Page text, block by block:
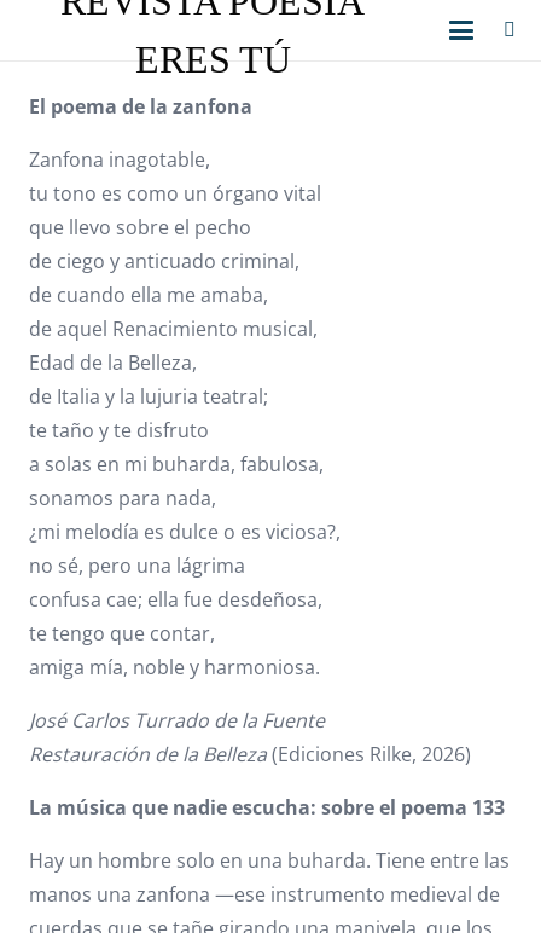
ERES TÚ
El poema de la zanfona
Zanfona inagotable,
tu tono es como un órgano vital
que llevo sobre el pecho
de ciego y anticuado criminal,
de cuando ella me amaba,
de aquel Renacimiento musical,
Edad de la Belleza,
de Italia y la lujuria teatral;
te taño y te disfruto
a solas en mi buharda, fabulosa,
sonamos para nada,
¿mi melodía es dulce o es viciosa?,
no sé, pero una lágrima
confusa cae; ella fue desdeñosa,
te tengo que contar,
amiga mía, noble y harmoniosa.
José Carlos Turrado de la Fuente
Restauración de la Belleza(Ediciones Rilke, 2026)
La música que nadie escucha: sobre el poema 133
Hay un hombre solo en una buharda. Tiene entre las
manos una zanfona —ese instrumento medieval de